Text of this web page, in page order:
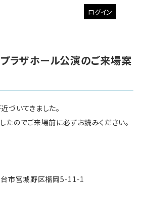
ログイン
プラザホール公演のご来場案
づいてきました。
たのでご来場前に必ずお読みください。
市宮城野区榴岡5-11-1